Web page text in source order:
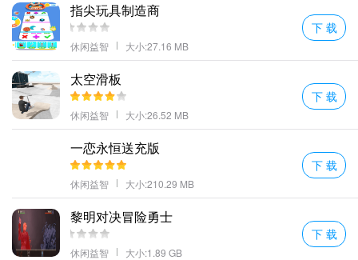
成语接龙挑战：当完成某个关卡后，不要急于进入下一关，而是利
用当前关卡出现的所有成语来玩一场接龙游戏。这不仅考验了玩家
的记忆力，还增加了额外的乐趣。
指尖玩具制造商
休闲益智 大小:27.16 MB
下 载
太空滑板
休闲益智 大小:26.52 MB
下 载
一恋永恒送充版
休闲益智 大小:210.29 MB
下 载
黎明对决冒险勇士
休闲益智 大小:1.89 GB
下 载